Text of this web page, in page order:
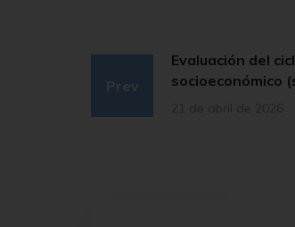
Prev
Evaluación del
socioeconómico